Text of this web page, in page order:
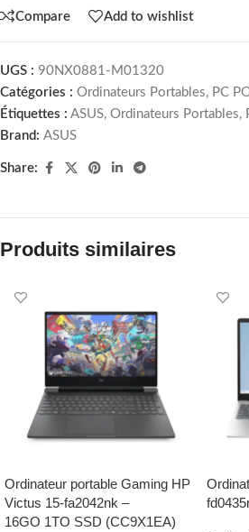
Compare Add to wishlist
UGS : 90NX0881-M01320
Catégories : Ordinateurs Portables, PC
Étiquettes : ASUS, Ordinateurs Portables,
Brand: ASUS
Share:
Produits similaires
Ordinateur portable Gaming HP
Victus 15-fa2042nk –
16GO 1TO SSD (CC9X1EA)